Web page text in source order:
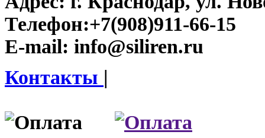
Телефон:+7(908)911-66-15
E-mail: info@siliren.ru
Контакты |